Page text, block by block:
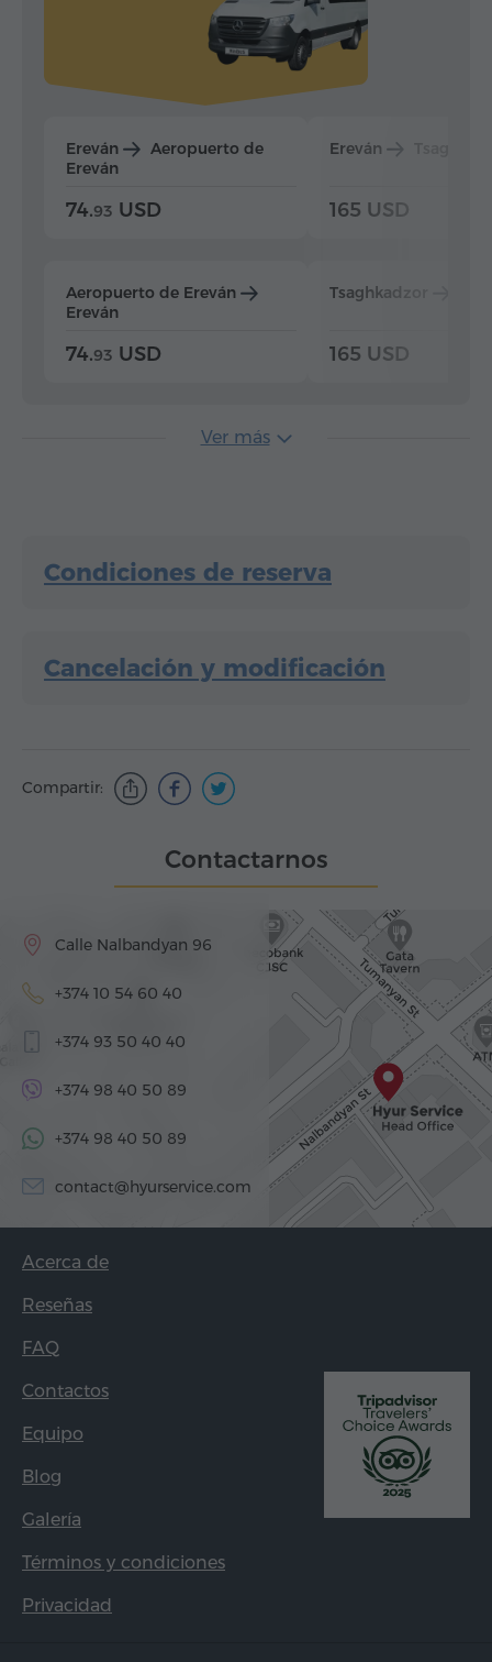
Ereván
Aeropuerto de
Ereván
74.93 USD
Aeropuerto de Ereván
Ereván
74.93 USD
Ereván
165 USD
Tsaghkadzor
165 USD
Ver más
Condiciones de reserva
Cancelación y modificación
Compartir:
Contactarnos
Calle Nalbandyan 96
+374 10 54 60 40
+374 93 50 40 40
+374 98 40 50 89
+374 98 40 50 89
contact@hyurservice.com
Acerca de
Reseñas
FAQ
Contactos
Equipo
Blog
Galería
Términos y condiciones
Privacidad